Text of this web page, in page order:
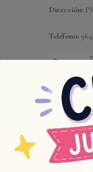
Dirección:
Teléfono:964
Horario
Lunes a
mediodía).
Sábados